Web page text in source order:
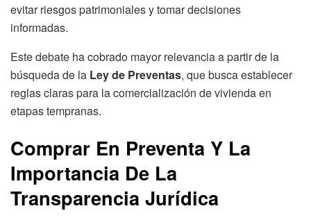
evitar riesgos patrimoniales y tomar decisiones
informadas.
Este debate ha cobrado mayor relevancia a partir de la
búsqueda de la Ley de Preventas, que busca establecer
reglas claras para la comercialización de vivienda en
etapas tempranas.
Comprar En Preventa Y La
Importancia De La
Transparencia Jurídica